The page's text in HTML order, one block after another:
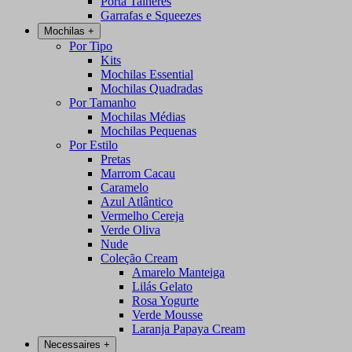
Garrafas e Squeezes
Mochilas +
Por Tipo
Kits
Mochilas Essential
Mochilas Quadradas
Por Tamanho
Mochilas Médias
Mochilas Pequenas
Por Estilo
Pretas
Marrom Cacau
Caramelo
Azul Atlântico
Vermelho Cereja
Verde Oliva
Nude
Coleção Cream
Amarelo Manteiga
Lilás Gelato
Rosa Yogurte
Verde Mousse
Laranja Papaya Cream
Necessaires +